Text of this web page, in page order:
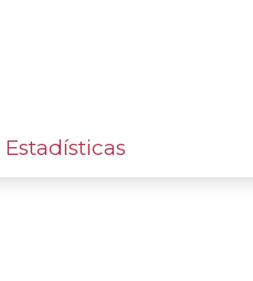
Estadísticas